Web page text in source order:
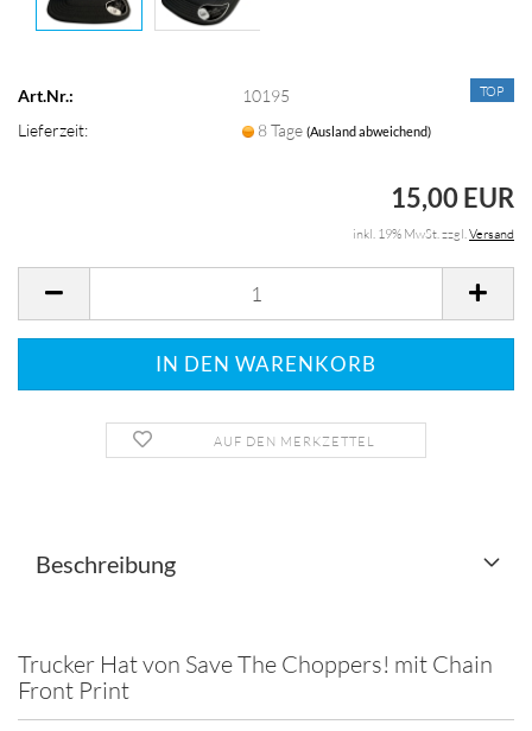
TOP
Art.Nr.:
10195
Lieferzeit:
8 Tage(Ausland abweichend)
15,00 EUR
inkl. 19% MwSt. zzgl.Versand
AUF DEN MERKZETTEL
Beschreibung
Trucker Hat von Save The Choppers! mit Chain
Front Print